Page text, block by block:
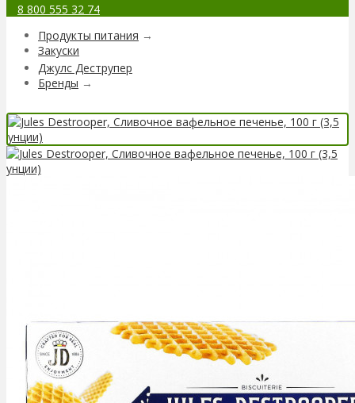
8 800 555 32 74
Продукты питания →
Закуски
Джулс Деструпер
Бренды →